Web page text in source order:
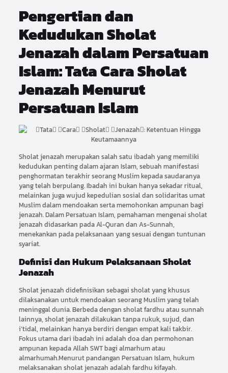
Pengertian dan
Kedudukan Sholat
Jenazah dalam Persatuan
Islam: Tata Cara Sholat
Jenazah Menurut
Persatuan Islam
Sholat jenazah merupakan salah satu ibadah yang memiliki
kedudukan penting dalam ajaran Islam, sebuah manifestasi
penghormatan terakhir seorang Muslim kepada saudaranya
yang telah berpulang. Ibadah ini bukan hanya sekadar ritual,
melainkan juga wujud kepedulian sosial dan solidaritas umat
Muslim dalam mendoakan serta memohonkan ampunan bagi
jenazah. Dalam Persatuan Islam, pemahaman mengenai sholat
jenazah didasarkan pada Al-Quran dan As-Sunnah,
menekankan pada pelaksanaan yang sesuai dengan tuntunan
syariat.
Definisi dan Hukum Pelaksanaan Sholat
Jenazah
Sholat jenazah didefinisikan sebagai sholat yang khusus
dilaksanakan untuk mendoakan seorang Muslim yang telah
meninggal dunia. Berbeda dengan sholat fardhu atau sunnah
lainnya, sholat jenazah dilakukan tanpa rukuk, sujud, dan
i’tidal, melainkan hanya berdiri dengan empat kali takbir.
Fokus utama dari ibadah ini adalah doa dan permohonan
ampunan kepada Allah SWT bagi almarhum atau
almarhumah.Menurut pandangan Persatuan Islam, hukum
melaksanakan sholat jenazah adalah fardhu kifayah.